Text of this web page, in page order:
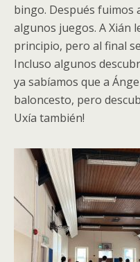
bingo. Después fuimos
algunos juegos. A Xián
principio, pero al final
Incluso algunos
ya sabíamos que a
baloncesto, pero
Uxía también!